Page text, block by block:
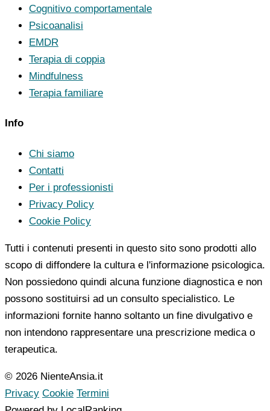
Cognitivo comportamentale
Psicoanalisi
EMDR
Terapia di coppia
Mindfulness
Terapia familiare
Info
Chi siamo
Contatti
Per i professionisti
Privacy Policy
Cookie Policy
Tutti i contenuti presenti in questo sito sono prodotti allo
scopo di diffondere la cultura e l'informazione psicologica.
Non possiedono quindi alcuna funzione diagnostica e non
possono sostituirsi ad un consulto specialistico. Le
informazioni fornite hanno soltanto un fine divulgativo e
non intendono rappresentare una prescrizione medica o
terapeutica.
© 2026 NienteAnsia.it
Privacy Cookie Termini